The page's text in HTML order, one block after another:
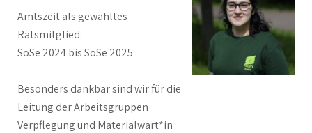
Amtszeit als gewähltes
Ratsmitglied:
SoSe 2024 bis SoSe 2025
Besonders dankbar sind wir für die
Leitung der Arbeitsgruppen
Verpflegung und Materialwart*in